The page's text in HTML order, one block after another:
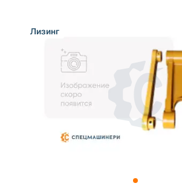
Лизинг
sksale@skdst.ru
+7 (499) 394-50-93